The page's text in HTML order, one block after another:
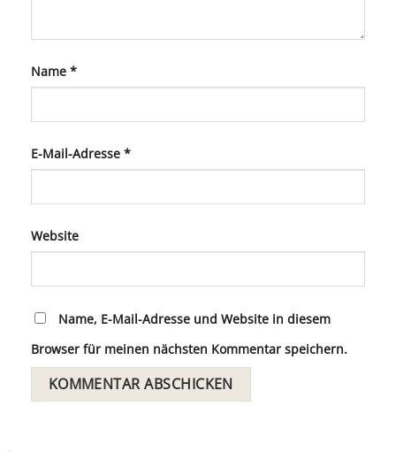
Name *
E-Mail-Adresse *
Website
Name, E-Mail-Adresse und Website in diesem
Browser für meinen nächsten Kommentar speichern.